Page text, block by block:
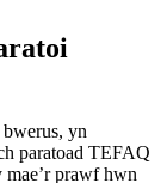
yn
paratoad TEFAQ
prawf hwn